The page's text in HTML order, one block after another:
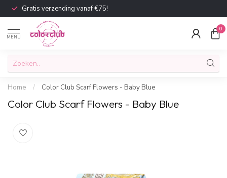
Gratis verzending vanaf €75!
MENU
0
Home / Color Club Scarf Flowers - Baby Blue
Color Club Scarf Flowers - Baby Blue